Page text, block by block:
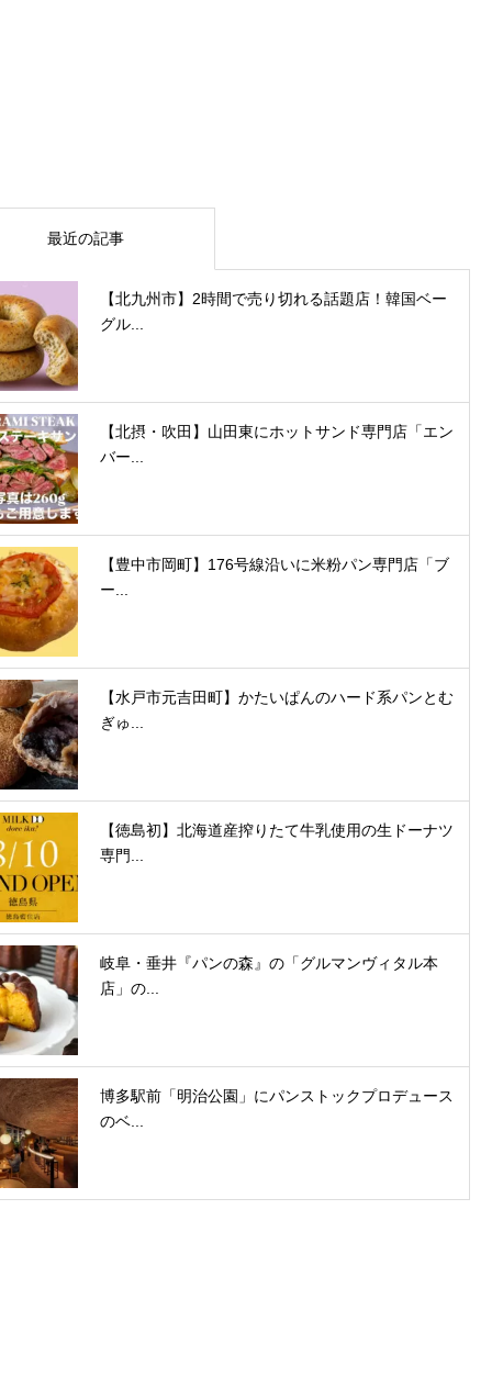
最近の記事
【北九州市】2時間で売り切れる話題店！韓国ベー
グル...
【北摂・吹田】山田東にホットサンド専門店「エン
バー...
【豊中市岡町】176号線沿いに米粉パン専門店「ブ
ー...
【水戸市元吉田町】かたいぱんのハード系パンとむ
ぎゅ...
【徳島初】北海道産搾りたて牛乳使用の生ドーナツ
専門...
岐阜・垂井『パンの森』の「グルマンヴィタル本
店」の...
博多駅前「明治公園」にパンストックプロデュース
のベ...